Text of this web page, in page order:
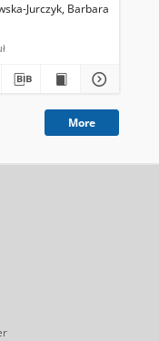
Jurczyk, Barbara
More